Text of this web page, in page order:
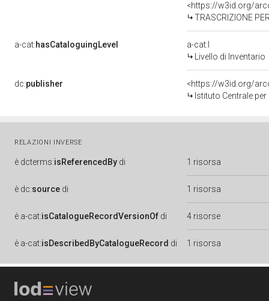
<https://w3id.org/
TRASCRIZIONE
a-cat:hasCataloguingLevel
a-cat:I
Livello di Inventario
dc:publisher
<https://w3id.org/
Istituto Centrale
RELAZIONI INVERSE
è dcterms:isReferencedBy di 1 risorsa
è dc:source di 1 risorsa
è a-cat:isCatalogueRecordVersionOf di 4 risorse
è a-cat:isDescribedByCatalogueRecord di 1 risorsa